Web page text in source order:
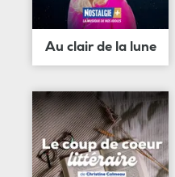
Au clair de la lune